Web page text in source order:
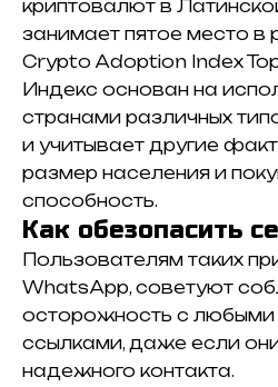
криптовалют в
занимает пятое место в
Crypto Adoption Index
Индекс основан на
странами различных
и учитывает другие
размер населения и
способность.
Как обезопасить
Пользователям таких
WhatsApp, советуют
осторожность с
ссылками, даже если
надежного контакта.